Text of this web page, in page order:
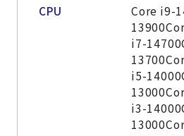
CPU
Core i9-
i7-
i5-
i3-